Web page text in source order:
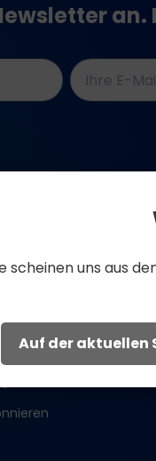
E-
Mail-
Glow
scheinen uns aus
Auf der aktuellen